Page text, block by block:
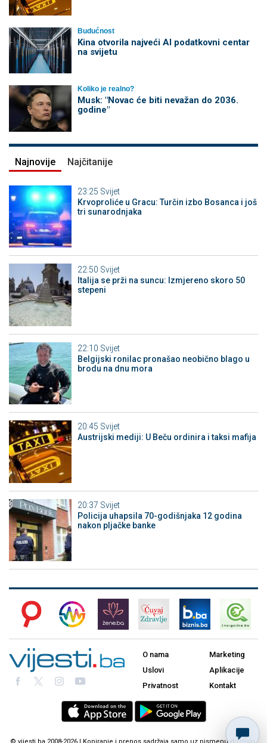
Budućnost
Kina otvorila najveći AI podatkovni centar
na svijetu
Koliko je realno?
Musk: "Novac će biti nevažan do 2036.
godine"
Najnovije Najčitanije
23:25 Svijet
Krvoproliće u Gracu: Turčin izbo Bosanca i još
tri sunarodnjaka
22:50 Svijet
Italija se prži na suncu: Izmjereno skoro 50
stepeni
22:10 Svijet
Belgijski ronilac pronašao neobično blago u
brodu na dnu mora
20:45 Svijet
Austrijski mediji: U Beču ordinira i taksi mafija
20:37 Svijet
Policija uhapsila 70-godišnjaka 12 godina
nakon pljačke banke
O nama
Uslovi
Privatnost
Marketing
Aplikacije
Kontakt